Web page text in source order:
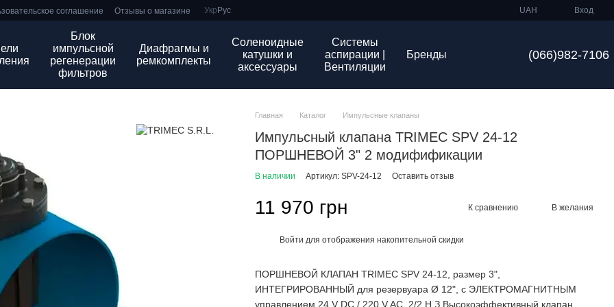
соглашение Отзывы о магазине Укр Рус UAH Вход
Блок
импульсной
регенерации
фильтров
Диафрагмы и
ремкомплекты
Соленоидные
катушки и
аксессуары
Системы
аспирации |
Вентиляции
Бренды (066)982-7106
Главная Каталог Импульсные клапаны
Импульсный клапана TRIMEC SPV 24-12
ПОРШНЕВОЙ 3" 2 модифификации
В наличии Артикул: SPV-24-12 Оставить отзыв
11 970 грн К сравнению В желания
Войти для отображения накопительной скидки
ПОРШНЕВОЙ КЛАПАН TRIMEC SPV 24-12, размер 3",
ИНТЕГРИРОВАННЫЙ для резервуара Ø 12", с ЭЛЕКТРОМАГНИТНЫМ
управлением 24 V DC / 220 V AC, 2/2 Н.З Высокоэффективный клапан,